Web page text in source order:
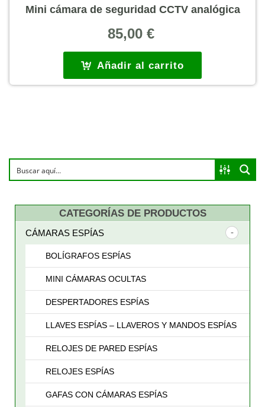
Mini cámara de seguridad CCTV analógica
85,00 €
Añadir al carrito
CATEGORÍAS DE PRODUCTOS
CÁMARAS ESPÍAS
BOLÍGRAFOS ESPÍAS
MINI CÁMARAS OCULTAS
DESPERTADORES ESPÍAS
LLAVES ESPÍAS – LLAVEROS Y MANDOS ESPÍAS
RELOJES DE PARED ESPÍAS
RELOJES ESPÍAS
GAFAS CON CÁMARAS ESPÍAS